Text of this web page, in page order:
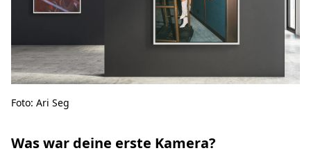
Foto: Ari Seg
Was war deine erste Kamera?